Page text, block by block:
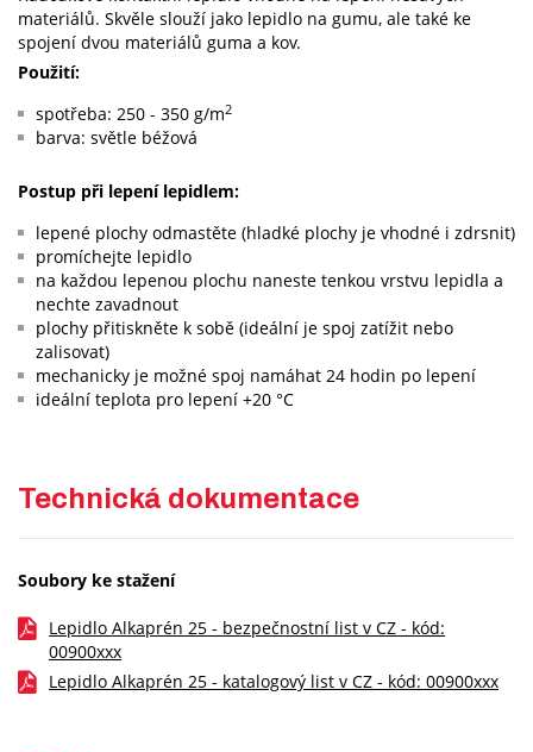
materiálů. Skvěle slouží jako lepidlo na gumu, ale také ke
spojení dvou materiálů guma a kov.
Použití:
spotřeba: 250 - 350 g/m2
barva: světle béžová
Postup při lepení lepidlem:
lepené plochy odmastěte (hladké plochy je vhodné i zdrsnit)
promíchejte lepidlo
na každou lepenou plochu naneste tenkou vrstvu lepidla a
nechte zavadnout
plochy přitiskněte k sobě (ideální je spoj zatížit nebo
zalisovat)
mechanicky je možné spoj namáhat 24 hodin po lepení
ideální teplota pro lepení +20 °C
Technická dokumentace
Soubory ke stažení
Lepidlo Alkaprén 25 - bezpečnostní list v CZ - kód:
00900xxx
Lepidlo Alkaprén 25 - katalogový list v CZ - kód: 00900xxx